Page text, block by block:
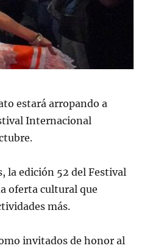
estará arropando a
Internacional
la edición 52 del Festival
oferta cultural que
más.
invitados de honor al